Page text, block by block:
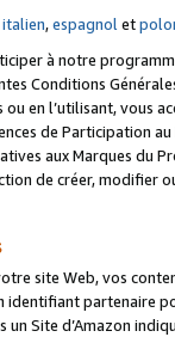
italien,espagnolet
à notre
Conditions
en l’utilisant, vous
de Participation
aux Marques du
de créer, modifier
site Web, vos
partenaire
Site d’Amazon